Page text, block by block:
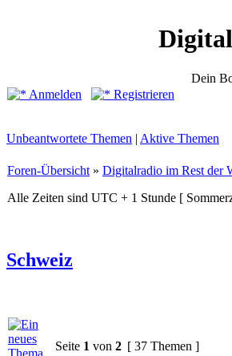
Dein
Anmelden
Registrieren
Unbeantwortete Themen | Aktive Themen
Foren-Übersicht » Digitalradio im Rest der
Alle Zeiten sind UTC + 1 Stunde [
Schweiz
Seite 1 von 2 [ 37 Themen ]